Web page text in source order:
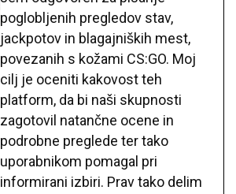
poglobljenih pregledov stav,
jackpotov in blagajniških mest,
povezanih s kožami CS:GO. Moj
cilj je oceniti kakovost teh
platform, da bi naši skupnosti
zagotovil natančne ocene in
podrobne preglede ter tako
uporabnikom pomagal pri
informirani izbiri. Prav tako delim